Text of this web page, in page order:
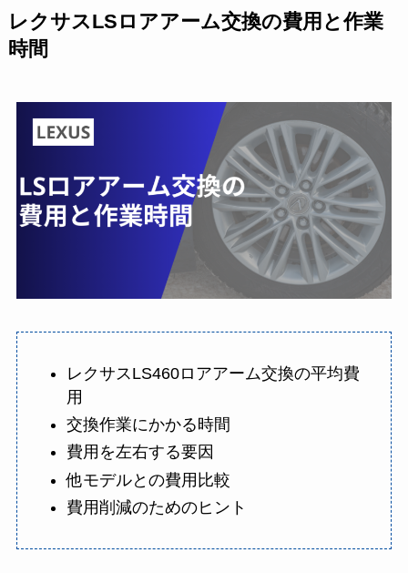
レクサスLSロアアーム交換の費用と作業
時間
レクサスLS460ロアアーム交換の平均費
用
交換作業にかかる時間
費用を左右する要因
他モデルとの費用比較
費用削減のためのヒント